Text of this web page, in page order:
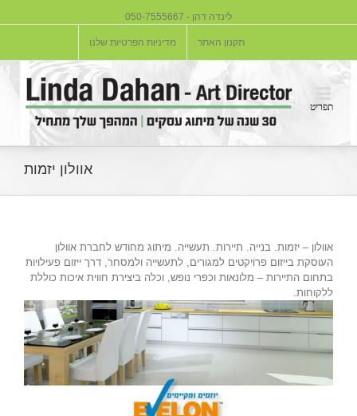
לינדה דהן - 050-7555667
תקנון האתר מדיניות הפרטיות שלנו
אוולון יזמות
אוולון – יזמות. בנייה. תיירות. תעשייה. מיתוג מחודש לחברת אוולון
העוסקת בייזום פרויקטים למגורים, לתעשייה ולמסחר, דרך ייזום פעילויות
בתחום התיירות – מלונאות וכפרי נופש, וכלה ביצירת חווית איכות כוללת
ללקוחות.